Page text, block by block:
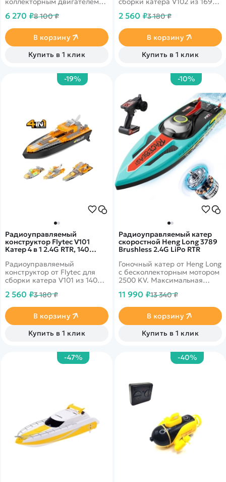
6 270 ₽8 100 ₽
В корзину
Купить в 1 клик
2 560 ₽3 180 ₽
В корзину
Купить в 1 клик
-19%
Радиоуправляемый
конструктор Flytec V101
Катер 4 в 1 2.4G RTR, 140
Радиоуправляемый
конструктор от Flytec для
сборки катера V101 из 140
2 560 ₽3 180 ₽
В корзину
Купить в 1 клик
-10%
Радиоуправляемый катер
скоростной Heng Long 3789
Brushless 2.4G LiPo RTR
Гоночный катер от Heng Long
с бесколлекторным мотором
2500 KV. Максимальная
Управляется на расстоянии
бирюзовый с желтым и
оранжевым.
11 990 ₽13 340 ₽
В корзину
Купить в 1 клик
-47% -40%